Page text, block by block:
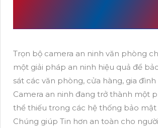
Trọn bộ camera an ninh văn phòng
một giải pháp an ninh hiệu quả để
sát các văn phòng, cửa hàng, gia đình
Camera an ninh đang trở thành một
thể thiếu trong các hệ thống bảo mật
Chúng giúp Tin hơn an toàn cho